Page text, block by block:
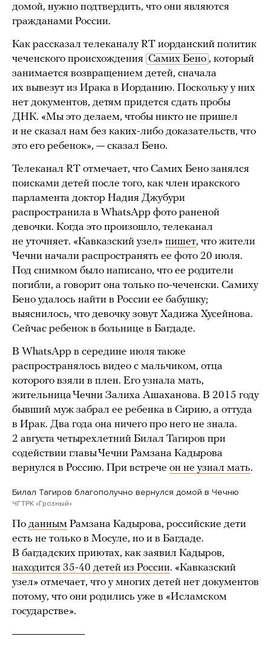
домой, нужно подтвердить, что они являются
гражданами России.
Как рассказал телеканалу RT иорданский политик
чеченского происхождения Самих Бено , который
занимается возвращением детей, сначала
их вывезут из Ирака в Иорданию. Поскольку у них
нет документов, детям придется сдать пробы
ДНК. «Мы это делаем, чтобы никто не пришел
и не сказал нам без каких-либо доказательств, что
это его ребенок», — сказал Бено.
Телеканал RT отмечает, что Самих Бено занялся
поисками детей после того, как член иракского
парламента доктор Надия Джубури
распространила в WhatsApp фото раненой
девочки. Когда это произошло, телеканал
не уточняет. «Кавказский узел» пишет, что жители
Чечни начали распространять ее фото 20 июля.
Под снимком было написано, что ее родители
погибли, а говорит она только по-чеченски. Самиху
Бено удалось найти в России ее бабушку;
выяснилось, что девочку зовут Хадижа Хусейнова.
Сейчас ребенок в больнице в Багдаде.
В WhatsApp в середине июля также
распространялось видео с мальчиком, отца
которого взяли в плен. Его узнала мать,
жительница Чечни Залиха Ашаханова. В 2015 году
бывший муж забрал ее ребенка в Сирию, а оттуда
в Ирак. Два года она ничего про него не знала.
2 августа четырехлетний Билал Тагиров при
содействии главы Чечни Рамзана Кадырова
вернулся в Россию. При встрече он не узнал мать.
Билал Тагиров благополучно вернулся домой в Чечню
ЧГТРК «Грозный»
По данным Рамзана Кадырова, российские дети
есть не только в Мосуле, но и в Багдаде.
В багдадских приютах, как заявил Кадыров,
находится 35-40 детей из России. «Кавказский
узел» отмечает, что у многих детей нет документов
потому, что они родились уже в «Исламском
государстве».